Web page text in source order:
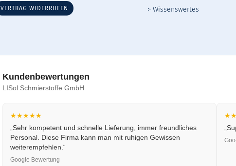
VERTRAG WIDERRUFEN
> Wissenswertes
Kundenbewertungen
LISol Schmierstoffe GmbH
★★★★★
„Sehr kompetent und schnelle Lieferung, immer freundliches
Personal. Diese Firma kann man mit ruhigen Gewissen
weiterempfehlen.“
Google Bewertung